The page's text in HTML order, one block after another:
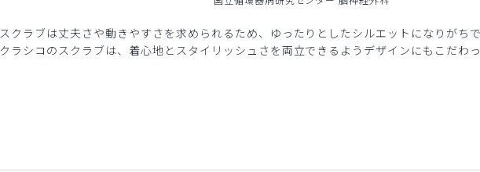
スクラブは丈夫さや動きやすさを求められるため、ゆったりとしたシルエットになりがちで
クラシコのスクラブは、着心地とスタイリッシュさを両立できるようデザインにもこだわっ